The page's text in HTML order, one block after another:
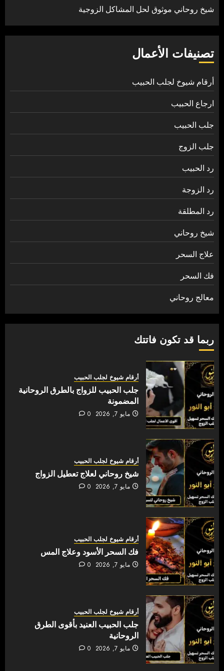
شيخ روحاني موثوق لحل المشاكل الزوجية
تصنيفات الأعمال
أرقام شيوخ لجلب الحبيب
ارجاع الحبيب
جلب الحبيب
جلب الزوج
رد الحبيب
رد الزوجة
رد المطلقة
شيخ روحاني
علاج السحر
فك السحر
معالج روحاني
ربما قد تكون فاتتك
أرقام شيوخ لجلب الحبيب
جلب الحبيب للزواج بالطرق الروحانية
المضمونة
مايو 7, 2026 0
أرقام شيوخ لجلب الحبيب
شيخ روحاني لعلاج تعطيل الزواج
مايو 7, 2026 0
أرقام شيوخ لجلب الحبيب
فك السحر الأسود وعلاج المس
مايو 7, 2026 0
أرقام شيوخ لجلب الحبيب
جلب الحبيب العنيد بأقوى الطرق
الروحانية
مايو 7, 2026 0